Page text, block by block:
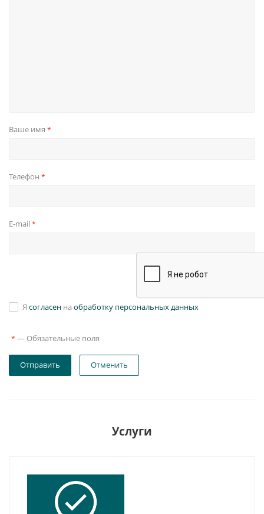
Ваше имя *
Телефон *
E-mail *
Я согласен на обработку персональных данных
* — Обязательные поля
Отправить Отменить
Услуги